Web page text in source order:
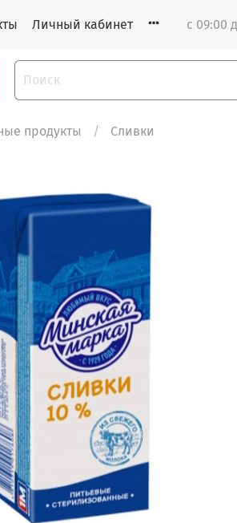
Личный кабинет с 09:00
продукты Сливки